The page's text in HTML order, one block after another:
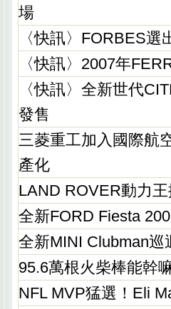
場
〈快訊〉FORBES
〈快訊〉2007年
〈快訊〉全新世代
發售
三菱重工加入國際航
產化
LAND ROVER動力
全新FORD Fiesta
全新MINI Clubman巡
95.6萬根火柴棒能幹
NFL MVP猛選！Eli